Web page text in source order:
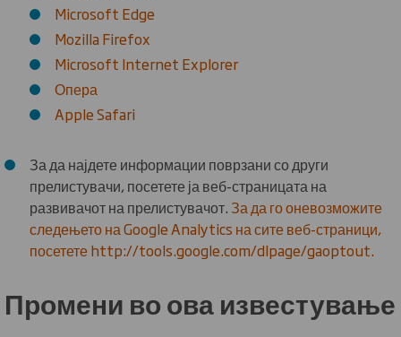
Microsoft Edge
Mozilla Firefox
Microsoft Internet Explorer
Опера
Apple Safari
За да најдете информации поврзани со други
прелистувачи, посетете ја веб-страницата на
развивачот на прелистувачот. За да го оневозможите
следењето на Google Analytics на сите веб-страници,
посетете http://tools.google.com/dlpage/gaoptout.
Промени во ова известување